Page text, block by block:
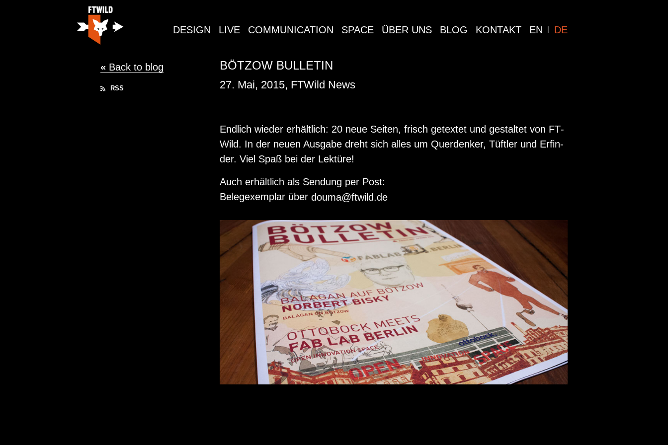
DESIGN LIVE COMMUNICATION SPACE ÜBER UNS BLOG KONTAKT EN DE
« Back to blog
RSS
BÖTZOW BULLETIN
27. Mai, 2015, FTWild News
End­lich wie­der er­hält­lich: 20 neue Sei­ten, frisch ge­tex­tet und ge­stal­tet von FT­
Wild. In der neuen Aus­ga­be dreht sich alles um Quer­den­ker, Tüft­ler und Er­fin­
der. Viel Spaß bei der Lek­tü­re!
Auch er­hält­lich als Sen­dung per Post:
Be­le­g­ex­em­plar über douma@​ftwild.​de